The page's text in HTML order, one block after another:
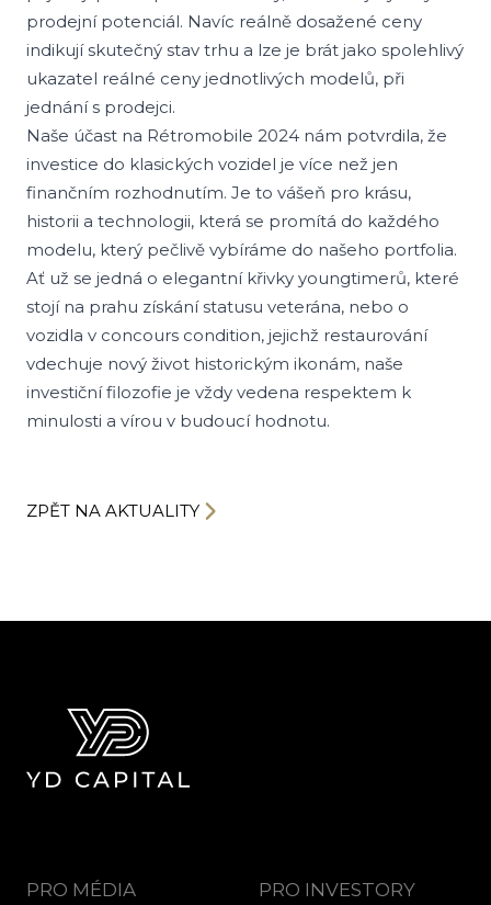
prodejní potenciál. Navíc reálně dosažené ceny
indikují skutečný stav trhu a lze je brát jako spolehlivý
ukazatel reálné ceny jednotlivých modelů, při
jednání s prodejci.
Naše účast na Rétromobile 2024 nám potvrdila, že
investice do klasických vozidel je více než jen
finančním rozhodnutím. Je to vášeň pro krásu,
historii a technologii, která se promítá do každého
modelu, který pečlivě vybíráme do našeho portfolia.
Ať už se jedná o elegantní křivky youngtimerů, které
stojí na prahu získání statusu veterána, nebo o
vozidla v concours condition, jejichž restaurování
vdechuje nový život historickým ikonám, naše
investiční filozofie je vždy vedena respektem k
minulosti a vírou v budoucí hodnotu.
ZPĚT NA AKTUALITY
PRO MÉDIA PRO INVESTORY